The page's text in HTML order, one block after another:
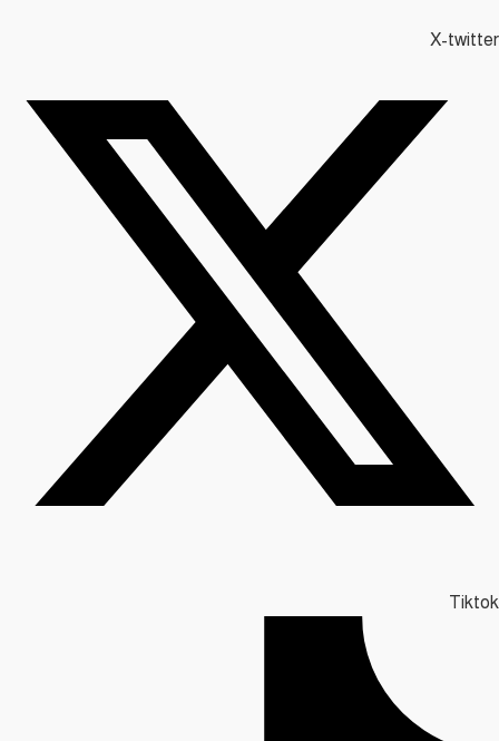
X-twitter
Tiktok